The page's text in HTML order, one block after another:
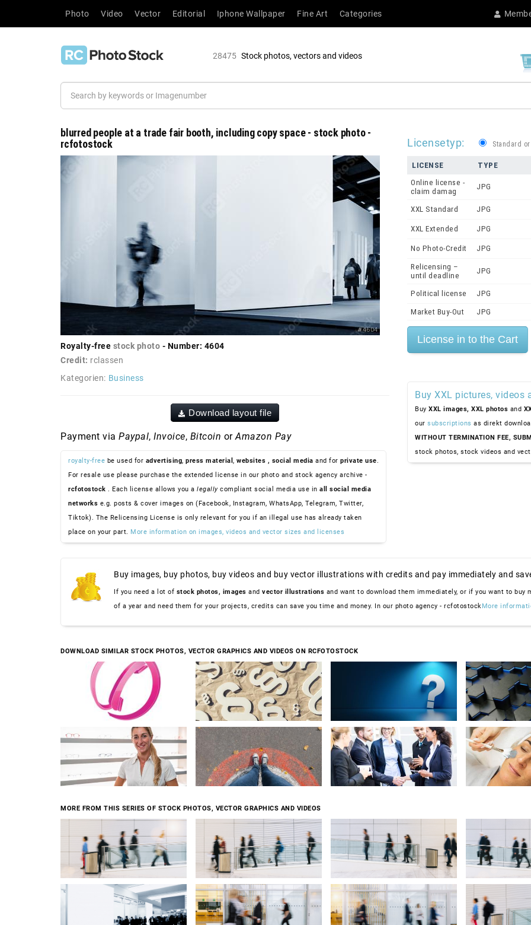
Photo Video Vector Editorial Iphone Wallpaper Fine Art Categories
28475 Stock photos, vectors and videos
blurred people at a trade fair booth, including copy space - stock photo -
rcfotostock
Royalty-free stock photo - Number: 4604
Credit: rclassen
Kategorien: Business
Download layout file
Payment via Paypal, Invoice, Bitcoin or Amazon Pay
royalty-free be used for advertising, press material , websites , social media and for private use.
For resale use please purchase the extended license in our photo and stock agency archive -
rcfotostock . Each license allows you a legallycompliant social media use in all social media
networks e.g. posts & cover images on (Facebook, Instagram, WhatsApp, Telegram, Twitter,
Tiktok). The Relicensing License is only relevant for you if an illegal use has already taken
place on your part. More information on images, videos and vector sizes and licenses
Licensetyp: Standard
LICENSE
TYPE
Online license -
claim damag
JPG
XXL Standard JPG
XXL Extended JPG
No Photo-Credit JPG
Relicensing –
until deadline
JPG
Political license JPG
Market Buy-Out JPG
Buy XXL pictures,
Buy XXL images, XXL photos and
our subscriptions as direkt
WITHOUT TERMINATION FEE,
stock photos, stock videos and
Buy images, buy photos, buy videos and buy vector illustrations with credits and pay immediately and
If you need a lot of stock photos, images and vector illustrations and want to download them immediately, or if you want to buy
of a year and need them for your projects, credits can save you time and money. In our photo agency - rcfotostockMore
DOWNLOAD SIMILAR STOCK PHOTOS, VECTOR GRAPHICS AND VIDEOS ON RCFOTOSTOCK
MORE FROM THIS SERIES OF STOCK PHOTOS, VECTOR GRAPHICS AND VIDEOS